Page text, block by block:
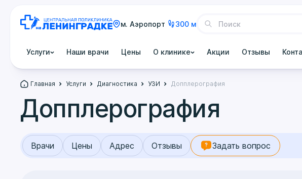
м. Аэропорт 300 м
Услуги Наши врачи Цены О клинике Акции Отзывы
Главная Услуги Диагностика УЗИ Допплерография
Допплерография
Врачи Цены Адрес Отзывы Задать вопрос